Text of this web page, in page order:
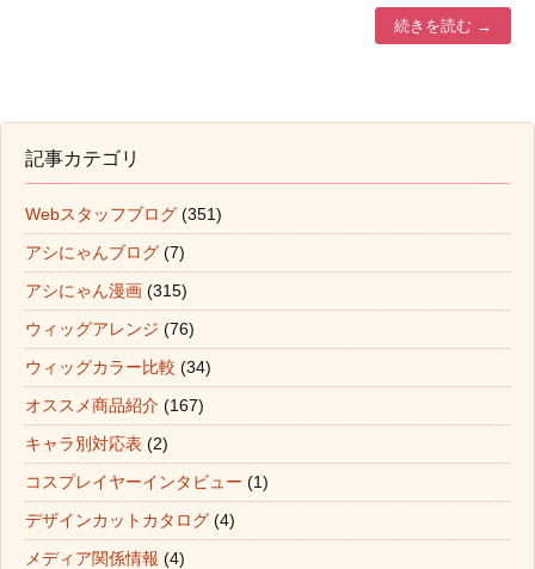
続きを読む →
記事カテゴリ
Webスタッフブログ (351)
アシにゃんブログ (7)
アシにゃん漫画 (315)
ウィッグアレンジ (76)
ウィッグカラー比較 (34)
オススメ商品紹介 (167)
キャラ別対応表 (2)
コスプレイヤーインタビュー (1)
デザインカットカタログ (4)
メディア関係情報 (4)